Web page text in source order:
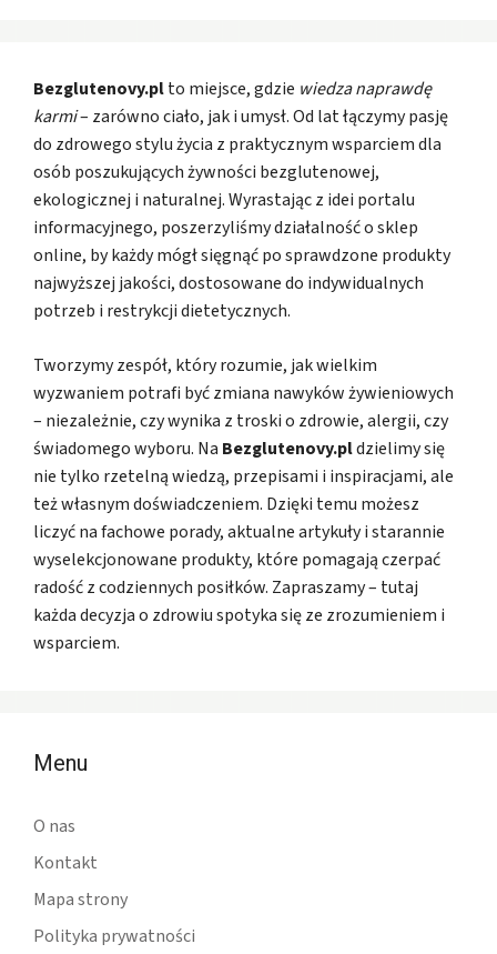
Bezglutenovy.plto miejsce, gdzie wiedza naprawdę
karmi– zarówno ciało, jak i umysł. Od lat łączymy pasję
do zdrowego stylu życia z praktycznym wsparciem dla
osób poszukujących żywności bezglutenowej,
ekologicznej i naturalnej. Wyrastając z idei portalu
informacyjnego, poszerzyliśmy działalność o sklep
online, by każdy mógł sięgnąć po sprawdzone produkty
najwyższej jakości, dostosowane do indywidualnych
potrzeb i restrykcji dietetycznych.
Tworzymy zespół, który rozumie, jak wielkim
wyzwaniem potrafi być zmiana nawyków żywieniowych
– niezależnie, czy wynika z troski o zdrowie, alergii, czy
świadomego wyboru. Na Bezglutenovy.pldzielimy się
nie tylko rzetelną wiedzą, przepisami i inspiracjami, ale
też własnym doświadczeniem. Dzięki temu możesz
liczyć na fachowe porady, aktualne artykuły i starannie
wyselekcjonowane produkty, które pomagają czerpać
radość z codziennych posiłków. Zapraszamy – tutaj
każda decyzja o zdrowiu spotyka się ze zrozumieniem i
wsparciem.
Menu
O nas
Kontakt
Mapa strony
Polityka prywatności